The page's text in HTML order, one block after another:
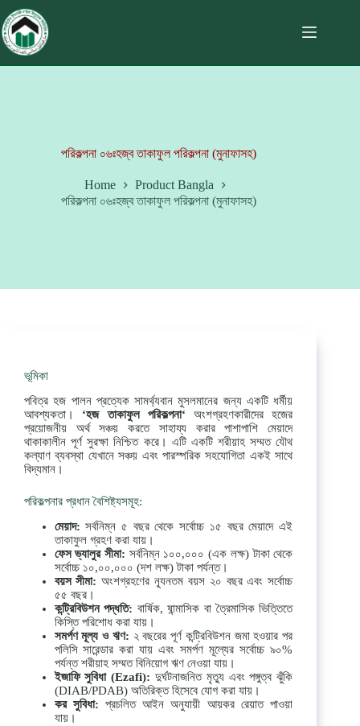
পরিকল্পনা ০৬ঃহজ্ব তাকাফুল পরিকল্পনা (মুনাফাসহ)
Home
Product Bangla
পরিকল্পনা ০৬ঃহজ্ব তাকাফুল পরিকল্পনা (মুনাফাসহ)
ভূমিকা
পবিত্র হজ পালন প্রত্যেক সামর্থ্যবান মুসলমানের জন্য একটি ধর্মীয়
আবশ্যকতা। ‘হজ তাকাফুল পরিকল্পনা‘অংশগ্রহণকারীদের হজের
প্রয়োজনীয় অর্থ সঞ্চয় করতে সাহায্য করার পাশাপাশি মেয়াদে
থাকাকালীন পূর্ণ সুরক্ষা নিশ্চিত করে। এটি একটি শরীয়াহ সম্মত যৌথ
কল্যাণ ব্যবস্থা যেখানে সঞ্চয় এবং পারস্পরিক সহযোগিতা একই সাথে
বিদ্যমান।
পরিকল্পনার প্রধান বৈশিষ্ট্যসমূহ:
মেয়াদ: সর্বনিম্ন ৫ বছর থেকে সর্বোচ্চ ১৫ বছর মেয়াদে এই
তাকাফুল গ্রহণ করা যায়।
ফেস ভ্যালুর সীমা: সর্বনিম্ন ১০০,০০০ (এক লক্ষ) টাকা থেকে
সর্বোচ্চ ১০,০০,০০০ (দশ লক্ষ) টাকা পর্যন্ত।
বয়স সীমা: অংশগ্রহণের ন্যূনতম বয়স ২০ বছর এবং সর্বোচ্চ
৫৫ বছর।
কন্ট্রিবিউশন পদ্ধতি: বার্ষিক, ষান্মাসিক বা ত্রৈমাসিক ভিত্তিতে
কিস্তি পরিশোধ করা যায়।
সমর্পণ মূল্য ও ঋণ: ২ বছরের পূর্ণ কন্ট্রিবিউশন জমা হওয়ার পর
পলিসি সারেন্ডার করা যায় এবং সমর্পণ মূল্যের সর্বোচ্চ ৯০%
পর্যন্ত শরীয়াহ সম্মত বিনিয়োগ ঋণ নেওয়া যায়।
ইজাফি সুবিধা(Ezafi): দুর্ঘটনাজনিত মৃত্যু এবং পঙ্গুত্ব ঝুঁকি
(DIAB/PDAB) অতিরিক্ত হিসেবে যোগ করা যায়।
কর সুবিধা: প্রচলিত আইন অনুযায়ী আয়কর রেয়াত পাওয়া
যায়।